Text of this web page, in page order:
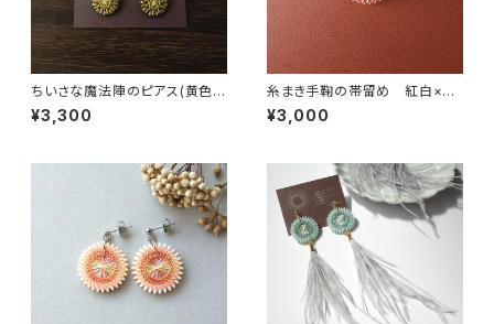
ちいさな魔法陣のピアス(黄色)
イヤリング / ピアス / ノンホ
ールピアス
¥3,300
糸まき手鞠の帯留め 紅白×ゴ
ールド
¥3,000